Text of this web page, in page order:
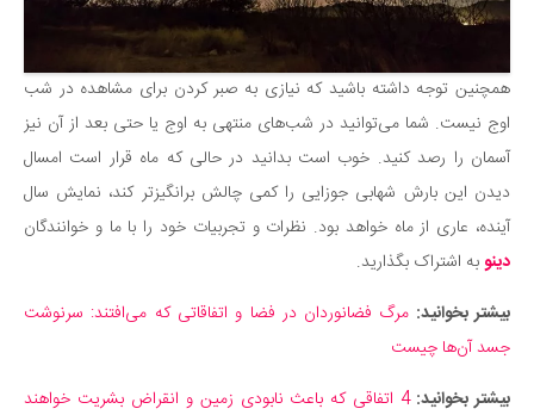
همچنین توجه داشته باشید که نیازی به صبر کردن برای مشاهده در شب
اوج نیست. شما می‌توانید در شب‌های منتهی به اوج یا حتی بعد از آن نیز
آسمان را رصد کنید. خوب است بدانید در حالی که ماه قرار است امسال
دیدن این بارش شهابی جوزایی را کمی چالش برانگیزتر کند، نمایش سال
آینده، عاری از ماه خواهد بود. نظرات و تجربیات خود را با ما و خوانندگان
دینوبه اشتراک بگذارید.
بیشتر بخوانید: مرگ فضانوردان در فضا و اتفاقاتی که می‌افتند: سرنوشت
جسد آن‌ها چیست
بیشتر بخوانید:
4 اتفاقی که باعث نابودی زمین و انقراض بشریت خواهند